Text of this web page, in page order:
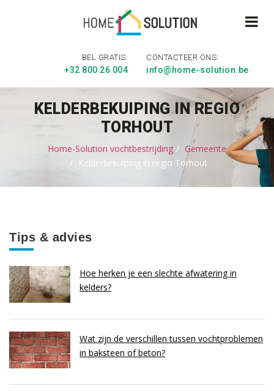
BEL GRATIS:
+32 800 26 004
CONTACTEER ONS:
info@home-solution.be
KELDERBEKUIPING IN REGIO
TORHOUT
Home-Solution vochtbestrijding
Gemeente
Kelderbekuiping in regio Torhout
Tips & advies
Hoe herken je een slechte afwatering in
kelders?
Wat zijn de verschillen tussen vochtproblemen
in baksteen of beton?